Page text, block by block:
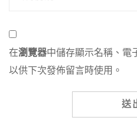
在瀏覽器中儲存顯示名稱、電
以供下次發佈留言時使用。